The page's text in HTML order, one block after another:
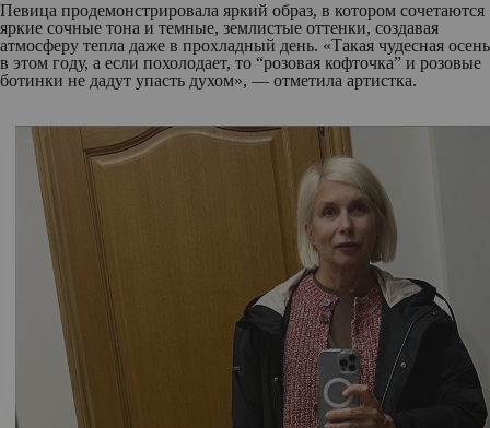
Певица продемонстрировала яркий образ, в котором сочетаются
яркие сочные тона и темные, землистые оттенки, создавая
атмосферу тепла даже в прохладный день. «Такая чудесная осень
в этом году, а если похолодает, то “розовая кофточка” и розовые
ботинки не дадут упасть духом», — отметила артистка.